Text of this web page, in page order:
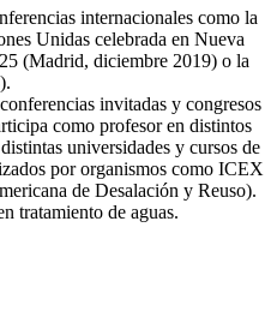
internacionales como la
Unidas celebrada en Nueva
(Madrid, diciembre 2019) o la
invitadas y congresos
como profesor en distintos
universidades y cursos de
por organismos como ICEX
de Desalación y Reuso).
tratamiento de aguas.